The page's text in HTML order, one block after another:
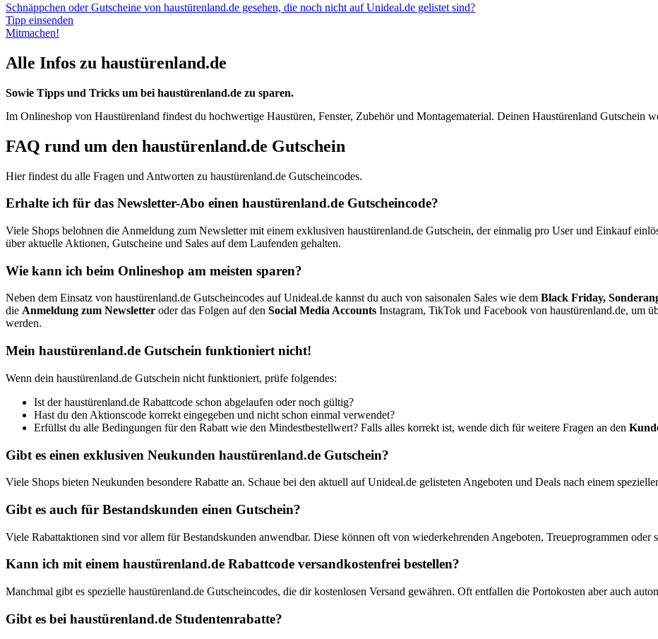
Schnäppchen oder Gutscheine von haustürenland.de gesehen, die noch nicht auf Unideal.de gelistet sind?
Tipp einsenden
Mitmachen!
Alle Infos zu haustürenland.de
Sowie Tipps und Tricks um bei haustürenland.de zu sparen.
Im Onlineshop von Haustürenland findest du hochwertige Haustüren, Fenster, Zubehör und Montagematerial. Deinen Haustürenland Gutschein
FAQ rund um den haustürenland.de Gutschein
Hier findest du alle Fragen und Antworten zu haustürenland.de Gutscheincodes.
Erhalte ich für das Newsletter-Abo einen haustürenland.de Gutscheincode?
Viele Shops belohnen die Anmeldung zum Newsletter mit einem exklusiven haustürenland.de Gutschein, der einmalig pro User und Einkauf
über aktuelle Aktionen, Gutscheine und Sales auf dem Laufenden gehalten.
Wie kann ich beim Onlineshop am meisten sparen?
Neben dem Einsatz von haustürenland.de Gutscheincodes auf Unideal.de kannst du auch von saisonalen Sales wie dem Black Friday,
die Anmeldung zum Newsletter oder das Folgen auf den Social Media Accounts Instagram, TikTok und Facebook von haustürenland.de, um
werden.
Mein haustürenland.de Gutschein funktioniert nicht!
Wenn dein haustürenland.de Gutschein nicht funktioniert, prüfe folgendes:
Ist der haustürenland.de Rabattcode schon abgelaufen oder noch gültig?
Hast du den Aktionscode korrekt eingegeben und nicht schon einmal verwendet?
Erfüllst du alle Bedingungen für den Rabatt wie den Mindestbestellwert? Falls alles korrekt ist, wende dich für weitere Fragen an den
Gibt es einen exklusiven Neukunden haustürenland.de Gutschein?
Viele Shops bieten Neukunden besondere Rabatte an. Schaue bei den aktuell auf Unideal.de gelisteten Angeboten und Deals nach einem
Gibt es auch für Bestandskunden einen Gutschein?
Viele Rabattaktionen sind vor allem für Bestandskunden anwendbar. Diese können oft von wiederkehrenden Angeboten, Treueprogrammen oder
Kann ich mit einem haustürenland.de Rabattcode versandkostenfrei bestellen?
Manchmal gibt es spezielle haustürenland.de Gutscheincodes, die dir kostenlosen Versand gewähren. Oft entfallen die Portokosten aber auch
Gibt es bei haustürenland.de Studentenrabatte?